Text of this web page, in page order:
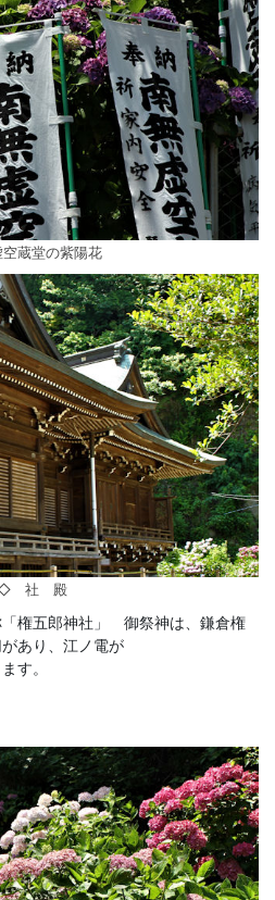
蔵堂の紫陽花
社 殿
」 御祭神は、鎌倉権
あり、江ノ電が